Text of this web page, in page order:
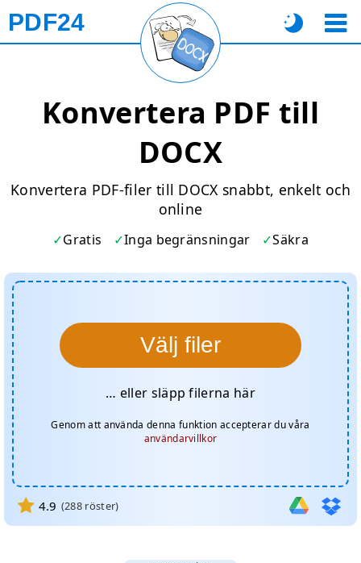
PDF24
Konvertera PDF till
DOCX
Konvertera PDF-filer till DOCX snabbt, enkelt och
online
Gratis Inga begränsningar Säkra
Välj filer
… eller släpp filerna här
Genom att använda denna funktion accepterar du våra
användarvillkor
4.9 (288 röster)